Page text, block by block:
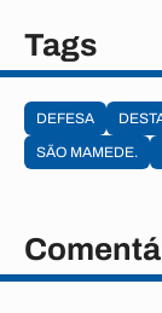
Tags
DEFESA
SÃO MAMEDE.